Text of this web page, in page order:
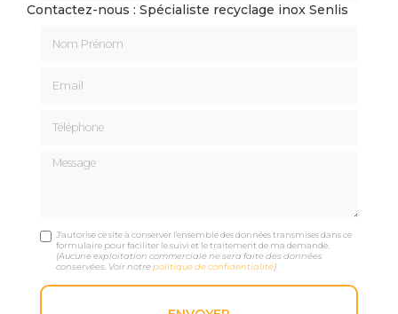
Contactez-nous : Spécialiste recyclage inox Senlis
Message
J'autorise ce site à conserver l'ensemble des données transmises dans ce
formulaire pour faciliter le suivi et le traitement de ma demande.
(Aucune exploitation commerciale ne sera faite des données
conservées. Voir notrepolitique de confidentialité)